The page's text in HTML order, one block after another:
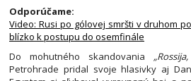
Odporúčame:
Video: Rusi po gólovej smršti v druhom
blízko k postupu do osemfinále
Do mohutného skandovania
Petrohrade pridal svoje hlasivky aj